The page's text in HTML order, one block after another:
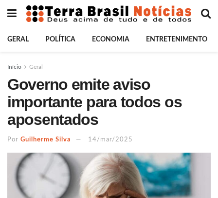
GERAL POLÍTICA ECONOMIA ENTRETENIMENTO
Início Geral
Governo emite aviso
importante para todos os
aposentados
Por Guilherme Silva 14/mar/2025